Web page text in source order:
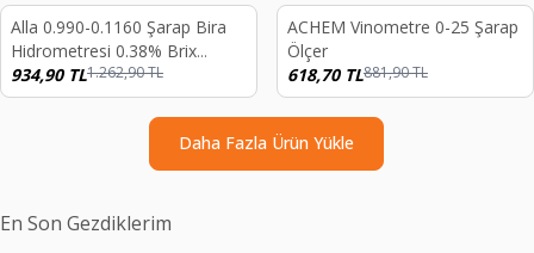
%26
Alla 0.990-0.1160 Şarap Bira
Hidrometresi 0.38% Brix
Termometreli
934,90TL1.262,90TL
%30
ACHEM Vinometre 0-25 Şarap
Ölçer
618,70TL881,90TL
Daha Fazla Ürün Yükle
En Son Gezdiklerim